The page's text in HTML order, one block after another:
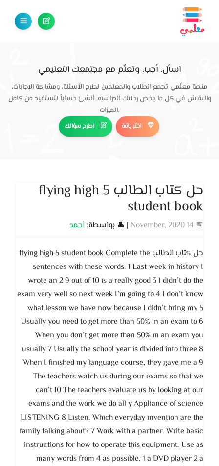
اسأل، أجب، وتعلّم مع مجتمعك التعليمي
منصة معلّمي تجمع الطلاب والمعلمين لطرح الأسئلة، ومشاركة الإجابات،
والنقاش في كل ما يخص رحلتك الدراسية. أنشئ حساباً لتستفيد من كامل
الميزات.
اطرح سؤالك اختر باقة
حل كتاب الطالب flying high 5
student book
📅 14 November, 2020 | 👤 بواسطة: أحمد
حل كتاب الطالب flying high 5 student book Complete the
sentences with these words. 1 Last week in history I
wrote an 2 9 out of 10 is a really good 3 I didn’t do the
exam very well so next week I’m going to 4 I don’t know
what lesson we have now because I didn’t bring my 5
Usually you need to get more than 50% in an exam to 6
When you don’t get more than 50% in an exam you
usually 7 Usually the school year is divided into three 8
When I finished my language course, they gave me a 9
The teachers watch us during our exams so that we
can’t 10 The teachers evaluate us by looking at our
exams and the work we do all y Appliance of science
LISTENING 8 Listen. Which everyday invention are the
family talking about? 7 Work with a partner. Write basic
instructions for how to operate this equipment. Use as
many words from 4 as possible. 1 a DVD player 2 a